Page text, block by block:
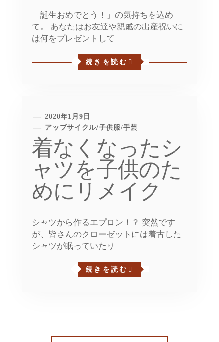
「誕生おめでとう！」の気持ちを込め
て。 あなたはお友達や親戚の出産祝いに
は何をプレゼントして
続きを読む
2020年1月9日
アップサイクル/子供服/手芸
着なくなったシ
ャツを子供のた
めにリメイク
シャツから作るエプロン！？ 突然です
が、皆さんのクローゼットには着古した
シャツが眠っていたり
続きを読む